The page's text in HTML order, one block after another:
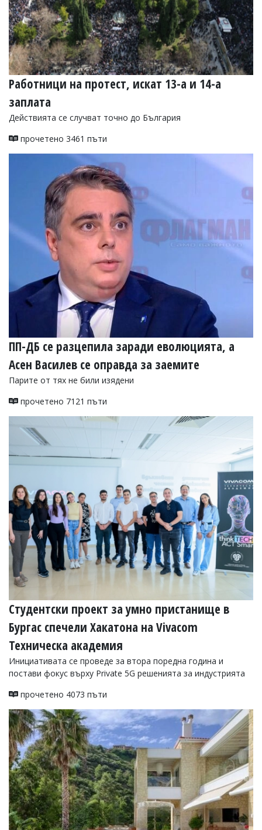
Работници на протест, искат 13-а и 14-а
заплата
Действията се случват точно до България
прочетено 3461 пъти
ПП-ДБ се разцепила заради еволюцията, а
Асен Василев се оправда за заемите
Парите от тях не били изядени
прочетено 7121 пъти
Студентски проект за умно пристанище в
Бургас спечели Хакатона на Vivacom
Техническа академия
Инициативата се проведе за втора поредна година и
постави фокус върху Private 5G решенията за индустрията
прочетено 4073 пъти